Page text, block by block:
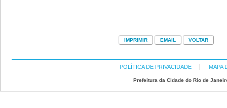
POLÍTICA DE PRIVACIDADE MAPA
Prefeitura da Cidade do Rio de